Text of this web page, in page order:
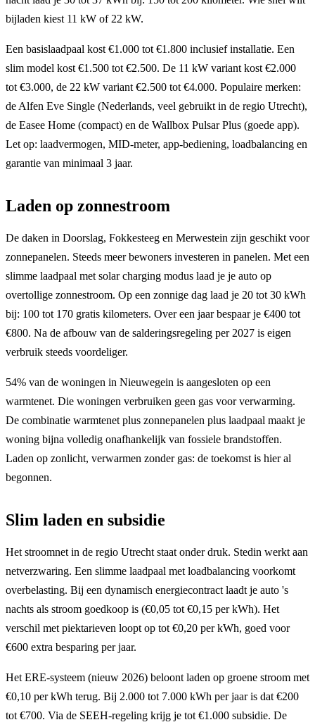
bijladen kiest 11 kW of 22 kW.
Een basislaadpaal kost €1.000 tot €1.800 inclusief installatie. Een
slim model kost €1.500 tot €2.500. De 11 kW variant kost €2.000
tot €3.000, de 22 kW variant €2.500 tot €4.000. Populaire merken:
de Alfen Eve Single (Nederlands, veel gebruikt in de regio Utrecht),
de Easee Home (compact) en de Wallbox Pulsar Plus (goede app).
Let op: laadvermogen, MID-meter, app-bediening, loadbalancing en
garantie van minimaal 3 jaar.
Laden op zonnestroom
De daken in Doorslag, Fokkesteeg en Merwestein zijn geschikt voor
zonnepanelen. Steeds meer bewoners investeren in panelen. Met een
slimme laadpaal met solar charging modus laad je je auto op
overtollige zonnestroom. Op een zonnige dag laad je 20 tot 30 kWh
bij: 100 tot 170 gratis kilometers. Over een jaar bespaar je €400 tot
€800. Na de afbouw van de salderingsregeling per 2027 is eigen
verbruik steeds voordeliger.
54% van de woningen in Nieuwegein is aangesloten op een
warmtenet. Die woningen verbruiken geen gas voor verwarming.
De combinatie warmtenet plus zonnepanelen plus laadpaal maakt je
woning bijna volledig onafhankelijk van fossiele brandstoffen.
Laden op zonlicht, verwarmen zonder gas: de toekomst is hier al
begonnen.
Slim laden en subsidie
Het stroomnet in de regio Utrecht staat onder druk. Stedin werkt aan
netverzwaring. Een slimme laadpaal met loadbalancing voorkomt
overbelasting. Bij een dynamisch energiecontract laadt je auto 's
nachts als stroom goedkoop is (€0,05 tot €0,15 per kWh). Het
verschil met piektarieven loopt op tot €0,20 per kWh, goed voor
€600 extra besparing per jaar.
Het ERE-systeem (nieuw 2026) beloont laden op groene stroom met
€0,10 per kWh terug. Bij 2.000 tot 7.000 kWh per jaar is dat €200
tot €700. Via de SEEH-regeling krijg je tot €1.000 subsidie. De